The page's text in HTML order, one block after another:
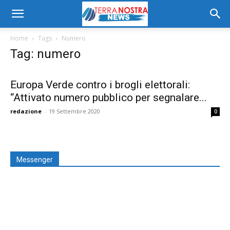
Home Tags Numero
Tag: numero
Europa Verde contro i brogli elettorali:
“Attivato numero pubblico per segnalare...
redazione - 19 Settembre 2020 0
Messenger